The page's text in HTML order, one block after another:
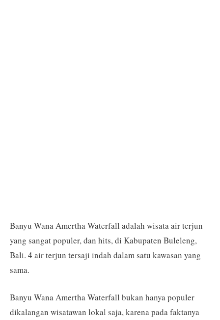
Banyu Wana Amertha Waterfall adalah wisata air terjun
yang sangat populer, dan hits, di Kabupaten Buleleng,
Bali. 4 air terjun tersaji indah dalam satu kawasan yang
sama.
Banyu Wana Amertha Waterfall bukan hanya populer
dikalangan wisatawan lokal saja, karena pada faktanya